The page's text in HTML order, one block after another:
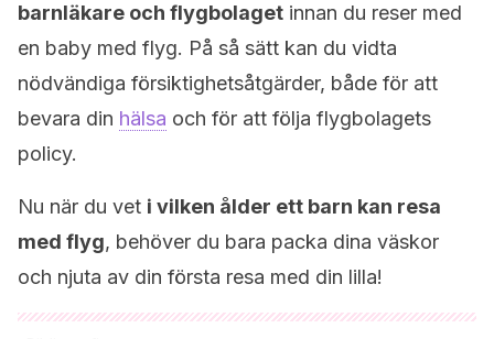
barnläkare och flygbolaget innan du reser med
en baby med flyg. På så sätt kan du vidta
nödvändiga försiktighetsåtgärder, både för att
bevara din hälsa och för att följa flygbolagets
policy.
Nu när du vet i vilken ålder ett barn kan resa
med flyg, behöver du bara packa dina väskor
och njuta av din första resa med din lilla!